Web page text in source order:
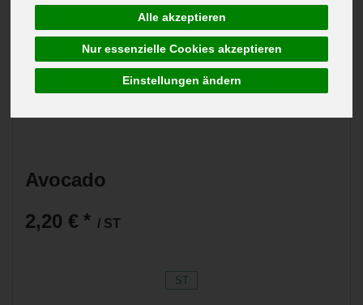
Alle akzeptieren
Nur essenzielle Cookies akzeptieren
Einstellungen ändern
Avocado
2,20 € * / ST
ST